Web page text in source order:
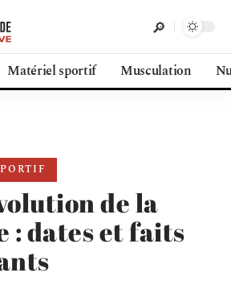
Matériel sportif Musculation
de la
: dates et faits